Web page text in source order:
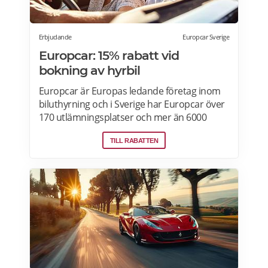
Erbjudande Europcar Sverige
Europcar: 15% rabatt vid
bokning av hyrbil
Europcar är Europas ledande företag inom
biluthyrning och i Sverige har Europcar över
170 utlämningsplatser och mer än 6000
bilar. Ta del av våra aktuella erbjudanden
och läs mer om pensionärsrabatter hos
TILL RABATTEN